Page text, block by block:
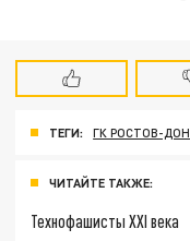
ТЕГИ: ГК РОСТОВ-ДОН
ЧИТАЙТЕ ТАКЖЕ:
Технофашисты XXI века